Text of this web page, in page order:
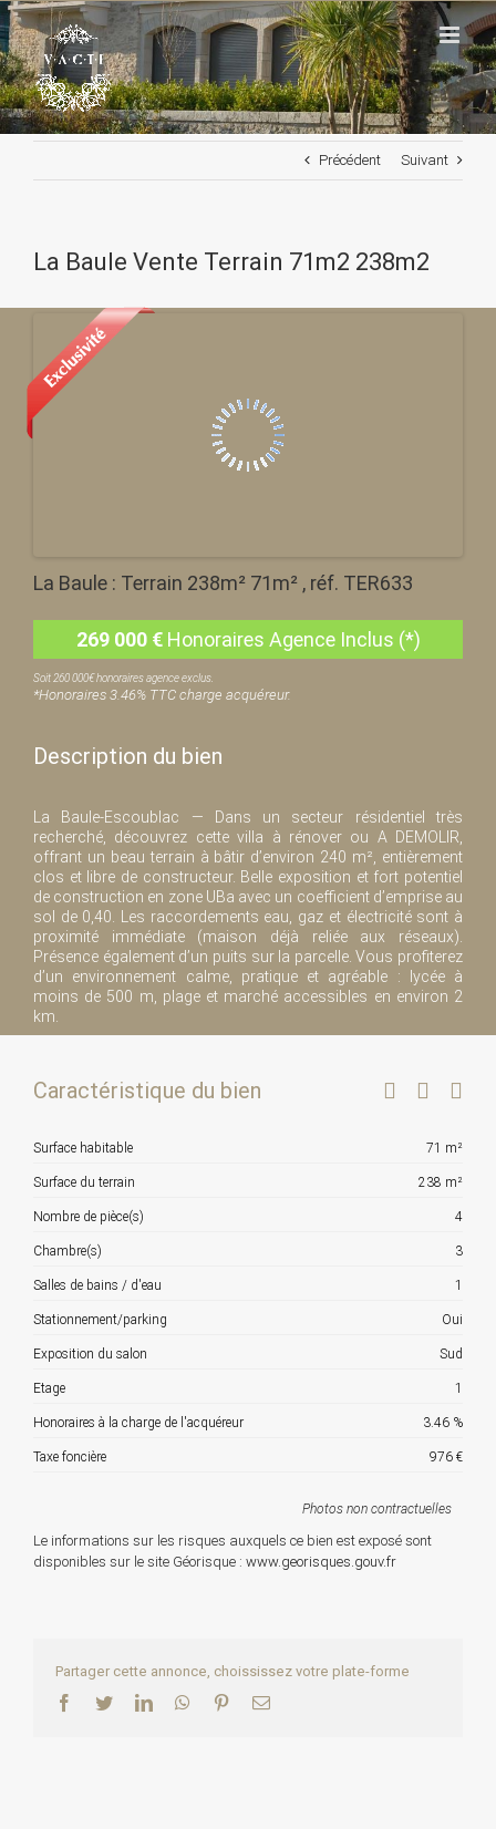
Passer
au
contenu
Précédent Suivant
La Baule Vente Terrain 71m2 238m2
La Baule : Terrain 238m² 71m² , réf. TER633
269 000€ Honoraires Agence Inclus (*)
Soit 260 000€ honoraires agence exclus.
*Honoraires 3.46% TTC charge acquéreur.
Description du bien
La Baule-Escoublac — Dans un secteur résidentiel très
recherché, découvrez cette villa à rénover ou A DEMOLIR,
offrant un beau terrain à bâtir d’environ 240 m², entièrement
clos et libre de constructeur. Belle exposition et fort potentiel
de construction en zone UBa avec un coefficient d’emprise au
sol de 0,40. Les raccordements eau, gaz et électricité sont à
proximité immédiate (maison déjà reliée aux réseaux).
Présence également d’un puits sur la parcelle. Vous profiterez
d’un environnement calme, pratique et agréable : lycée à
moins de 500 m, plage et marché accessibles en environ 2
km.
Caractéristique du bien
Surface habitable 71 m²
Surface du terrain 238 m²
Nombre de pièce(s) 4
Chambre(s) 3
Salles de bains / d'eau 1
Stationnement/parking Oui
Exposition du salon Sud
Etage 1
Honoraires à la charge de l'acquéreur 3.46 %
Taxe foncière 976 €
Photos non contractuelles
Le informations sur les risques auxquels ce bien est exposé sont
disponibles sur le site Géorisque : www.georisques.gouv.fr
Partager cette annonce, choississez votre plate-forme
Facebook
TwitterLinkedInWhatsApp
PinterestEmail